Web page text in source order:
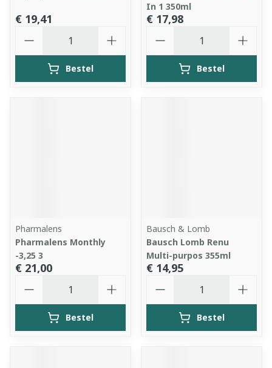
€ 19,41
Bestel
In 1 350ml
€ 17,98
Bestel
Pharmalens
Pharmalens Monthly
-3,25 3
€ 21,00
Bestel
Bausch & Lomb
Bausch Lomb Renu
Multi-purpos 355ml
€ 14,95
Bestel